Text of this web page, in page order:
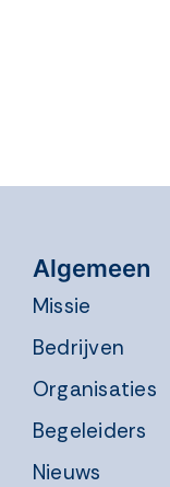
Algemeen
Missie
Bedrijven
Organisaties
Begeleiders
Nieuws